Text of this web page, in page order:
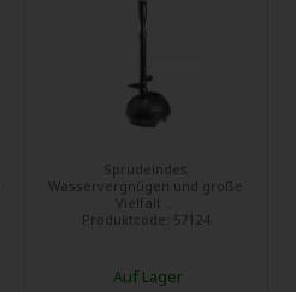
Sprudelndes
Wasservergnügen und große
Vielfalt ...
Produktcode: 57124
Auf Lager